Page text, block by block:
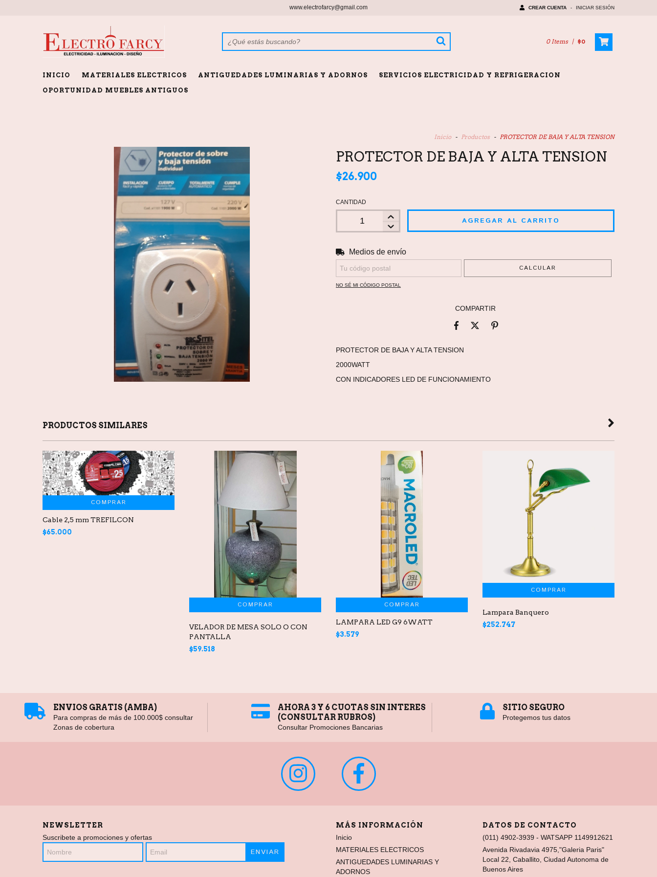
www.electrofarcy@gmail.com CREAR CUENTA - INICIAR SESIÓN
0 Items | $0
INICIO MATERIALES ELECTRICOS ANTIGUEDADES LUMINARIAS Y ADORNOS SERVICIOS ELECTRICIDAD Y REFRIGERACION
OPORTUNIDAD MUEBLES ANTIGUOS
Inicio - Productos - PROTECTOR DE BAJA Y ALTA TENSION
PROTECTOR DE BAJA Y ALTA TENSION
$26.900
CANTIDAD
Entregas para el CP:
Medios de envío
CALCULAR
NO SÉ MI CÓDIGO POSTAL
COMPARTIR
PROTECTOR DE BAJA Y ALTA TENSION
2000WATT
CON INDICADORES LED DE FUNCIONAMIENTO
PRODUCTOS SIMILARES
COMPRAR
Cable 2,5 mm TREFILCON
$65.000
VELADOR DE MESA SOLO O CON
PANTALLA
$59.518
COMPRAR
LAMPARA LED G9 6WATT
$3.579
Lampara Banquero
$252.747
ENVIOS GRATIS (AMBA)
Para compras de más de 100.000$ consultar
Zonas de cobertura
AHORA 3 Y 6 CUOTAS SIN INTERES
(CONSULTAR RUBROS)
Consultar Promociones Bancarias
SITIO SEGURO
Protegemos tus datos
NEWSLETTER
Suscribete a promociones y ofertas
MÁS INFORMACIÓN
Inicio
MATERIALES ELECTRICOS
ANTIGUEDADES LUMINARIAS Y
ADORNOS
DATOS DE CONTACTO
(011) 4902-3939 - WATSAPP 1149912621
Avenida Rivadavia 4975,"Galeria Paris"
Local 22, Caballito, Ciudad Autonoma de
Buenos Aires